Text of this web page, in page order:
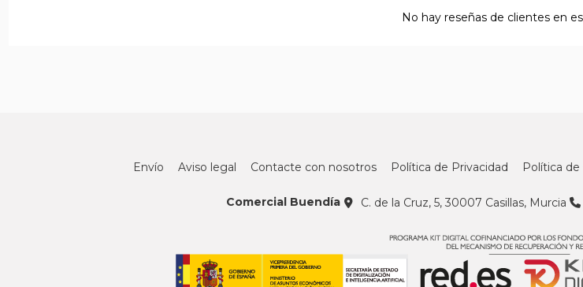
No hay reseñas de clientes en
Envío Aviso legal Contacte con nosotros Política de Privacidad Política de
Comercial Buendía C. de la Cruz, 5, 30007 Casillas, Murcia